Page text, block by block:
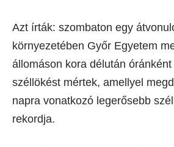
Azt írták: szombaton egy
környezetében Győr Egyetem
állomáson kora délután
széllökést mértek, amellyel
napra vonatkozó legerősebb
rekordja.